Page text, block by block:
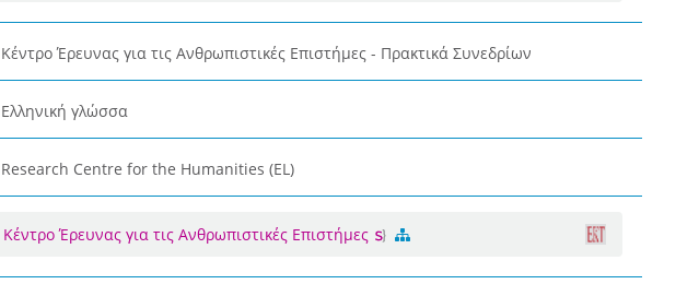
Κέντρο Έρευνας για τις Ανθρωπιστικές Επιστήμες - Πρακτικά Συνεδρίων
Ελληνική γλώσσα
Research Centre for the Humanities (EL)
Κέντρο Έρευνας για τις Ανθρωπιστικές Επιστήμες